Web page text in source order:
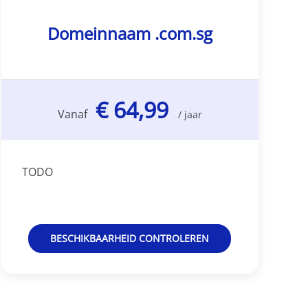
Domeinnaam .com.sg
Vanaf € 64,99 / jaar
TODO
BESCHIKBAARHEID CONTROLEREN